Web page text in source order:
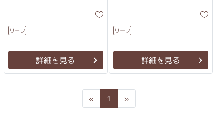
リーフ
詳細を見る
リーフ
詳細を見る
« Previous
1 »Next